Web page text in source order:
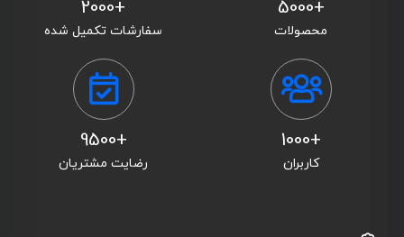
+5000
محصولات
+2000
سفارشات تکمیل شده
+1000
کاربران
+9500
رضایت مشتریان